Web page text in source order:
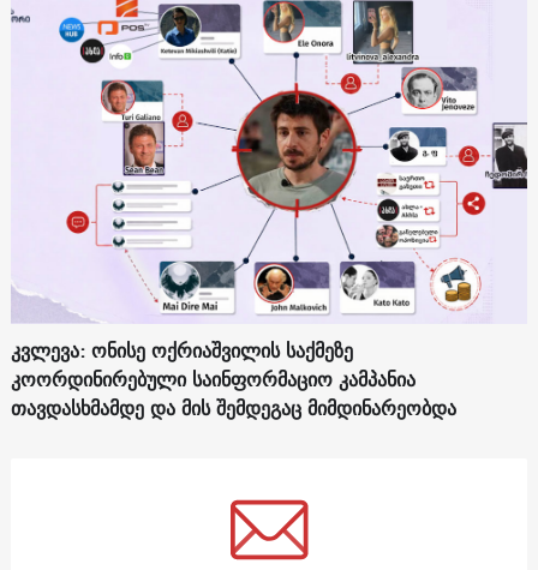
კვლევა: ონისე ოქრიაშვილის საქმეზე
კოორდინირებული საინფორმაციო კამპანია
თავდასხმამდე და მის შემდეგაც მიმდინარეობდა